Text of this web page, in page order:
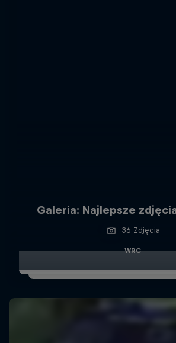
Galeria: Najlepsze
36 Zdjęcia
WRC